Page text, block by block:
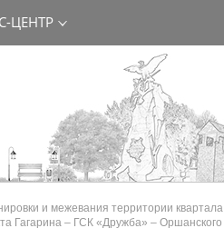
ЦЕНТР
и межевания территории квартала
Гагарина – ГСК «Дружба» – Оршанского